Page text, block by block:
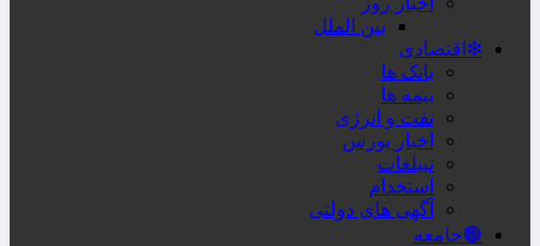
بین الملل
❇اقتصادی
بانک ها
بیمه ها
نفت و انرژی
اخبار بورس
تبیلغات
استخدام
آگهی های دولتی
🟤جامعه